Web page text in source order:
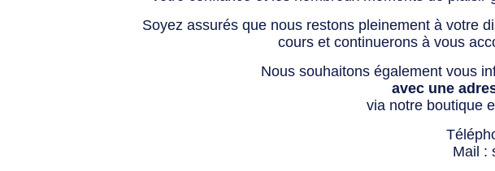
Soyez assurés que nous restons pleinement à votre
cours et continuerons à vous
Nous souhaitons également vous
avec une
via notre boutique
Mail :